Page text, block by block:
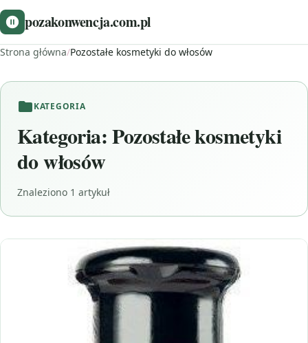
pozakonwencja.com.pl
Strona główna/Pozostałe kosmetyki do włosów
KATEGORIA
Kategoria:Pozostałe kosmetyki
do włosów
Znaleziono 1 artykuł